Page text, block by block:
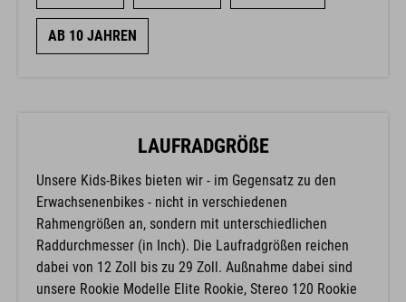
AB 10 JAHREN
LAUFRADGRÖßE
Unsere Kids-Bikes bieten wir - im Gegensatz zu den
Erwachsenenbikes - nicht in verschiedenen
Rahmengrößen an, sondern mit unterschiedlichen
Raddurchmesser (in Inch). Die Laufradgrößen reichen
dabei von 12 Zoll bis zu 29 Zoll. Außnahme dabei sind
unsere Rookie Modelle Elite Rookie, Stereo 120 Rookie